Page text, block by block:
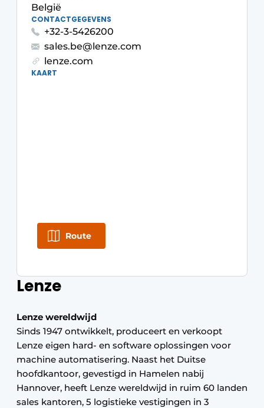
Podcasts
Privacy / Cookie statement
S’inscrire
S’inscrire
Lenze
Lenze wereldwijd
Sinds 1947 ontwikkelt, produceert en verkoopt
Lenze eigen hard- en software oplossingen voor
machine automatisering. Naast het Duitse
hoofdkantoor, gevestigd in Hamelen nabij
Hannover, heeft Lenze wereldwijd in ruim 60 landen
sales kantoren, 5 logistieke vestigingen in 3
België
CONTACTGEGEVENS
+32-3-5426200
sales.be@lenze.com
lenze.com
KAART
Route